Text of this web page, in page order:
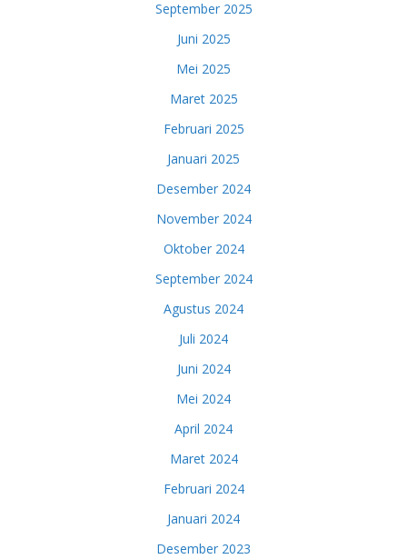
September 2025
Juni 2025
Mei 2025
Maret 2025
Februari 2025
Januari 2025
Desember 2024
November 2024
Oktober 2024
September 2024
Agustus 2024
Juli 2024
Juni 2024
Mei 2024
April 2024
Maret 2024
Februari 2024
Januari 2024
Desember 2023